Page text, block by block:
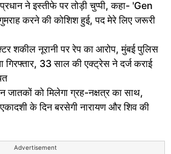
प्रधान ने इस्तीफे पर तोड़ी चुप्पी, कहा- 'Gen
करने की कोशिश हुई, पद मेरे लिए जरूरी
शकील नूरानी पर रेप का आरोप, मुंबई पुलिस
गिरफ्तार, 33 साल की एक्ट्रेस ने दर्ज कराई
जातकों को मिलेगा ग्रह-नक्षत्र का साथ,
के दिन बरसेगी नारायण और शिव की
Advertisement